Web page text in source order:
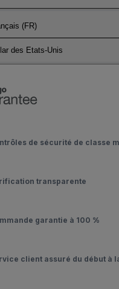
(FR)
des Etats-Unis
de sécurité de classe
transparente
garantie à 100 %
client assuré du début à